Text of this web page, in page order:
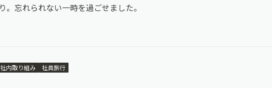
り。忘れられない一時を過ごせました。
社内取り組み 社員旅行